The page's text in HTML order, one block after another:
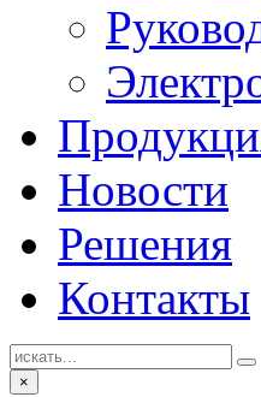
Новости
Решения
Контакты
×